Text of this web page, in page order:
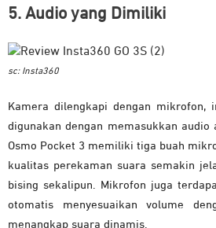
5. Audio yang Dimiliki
sc: Insta360
Kamera dilengkapi dengan mikrofon,
digunakan dengan memasukkan audio
Osmo Pocket 3 memiliki tiga buah
kualitas perekaman suara semakin
bising sekalipun. Mikrofon juga
otomatis menyesuaikan volume
menangkap suara dinamis.